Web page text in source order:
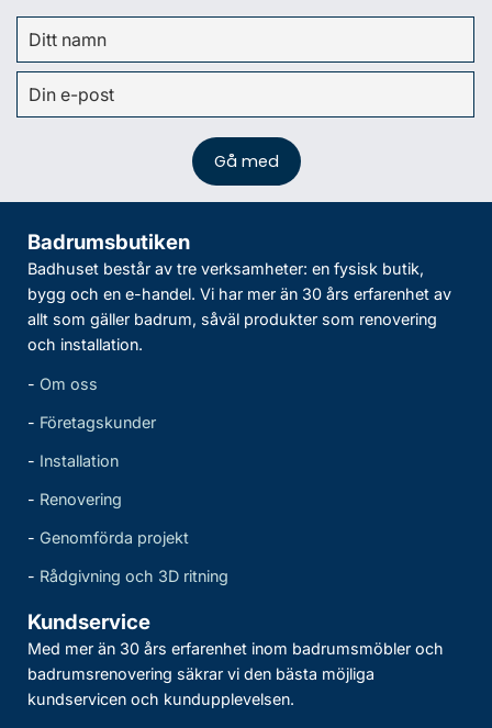
Badrumsbutiken
Badhuset består av tre verksamheter: en fysisk butik,
bygg och en e-handel. Vi har mer än 30 års erfarenhet av
allt som gäller badrum, såväl produkter som renovering
och installation.
- Om oss
- Företagskunder
- Installation
- Renovering
- Genomförda projekt
- Rådgivning och 3D ritning
Kundservice
Med mer än 30 års erfarenhet inom badrumsmöbler och
badrumsrenovering säkrar vi den bästa möjliga
kundservicen och kundupplevelsen.